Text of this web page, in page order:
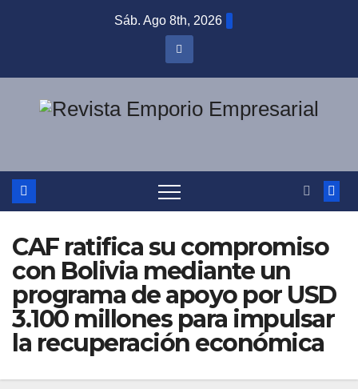
Sáb. Ago 8th, 2026
CAF ratifica su compromiso
con Bolivia mediante un
programa de apoyo por USD
3.100 millones para impulsar
la recuperación económica